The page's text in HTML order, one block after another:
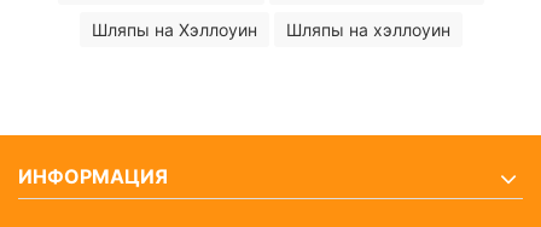
Шляпы на Хэллоуин Шляпы на хэллоуин
ИНФОРМАЦИЯ